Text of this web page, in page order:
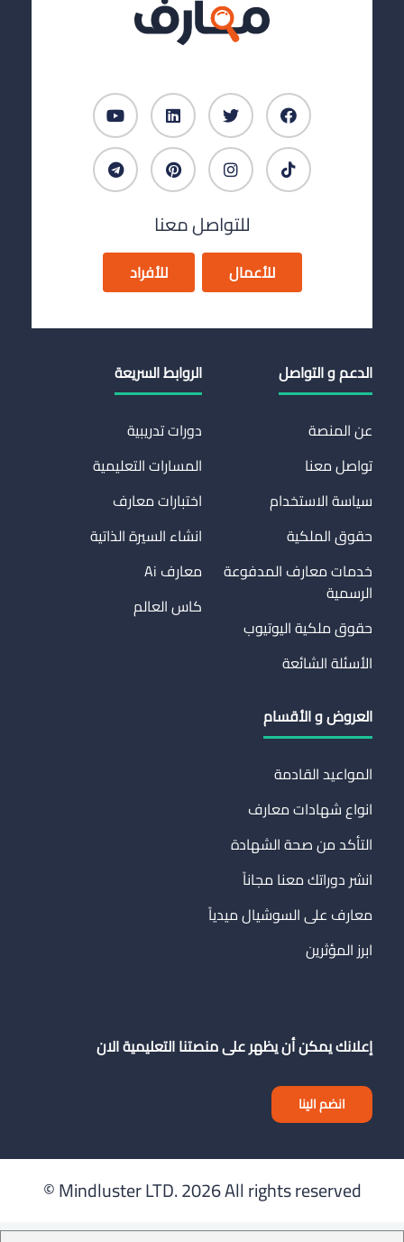
للتواصل معنا
للأعمال للأفراد
الدعم و التواصل
عن المنصة
تواصل معنا
سياسة الاستخدام
حقوق الملكية
خدمات معارف المدفوعة
الرسمية
حقوق ملكية اليوتيوب
الأسئلة الشائعة
الروابط السريعة
دورات تدريبية
المسارات التعليمية
اختبارات معارف
انشاء السيرة الذاتية
معارف Ai
كاس العالم
العروض و الأقسام
المواعيد القادمة
انواع شهادات معارف
التأكد من صحة الشهادة
انشر دوراتك معنا مجاناً
معارف على السوشيال ميدياً
ابرز المؤثرين
إعلانك يمكن أن يظهر على منصتنا التعليمية الان
انضم الينا
Mindluster LTD.2026 All rights reserved ©